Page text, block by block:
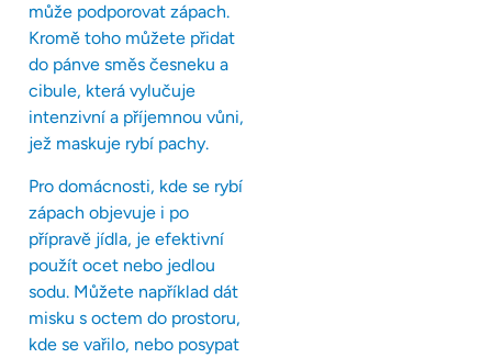
může podporovat zápach.
Kromě toho můžete přidat
do pánve směs česneku a
cibule, která vylučuje
intenzivní a příjemnou vůni,
jež maskuje rybí pachy.
Pro domácnosti, kde se rybí
zápach objevuje i po
přípravě jídla, je efektivní
použít ocet nebo jedlou
sodu. Můžete například dát
misku s octem do prostoru,
kde se vařilo, nebo posypat